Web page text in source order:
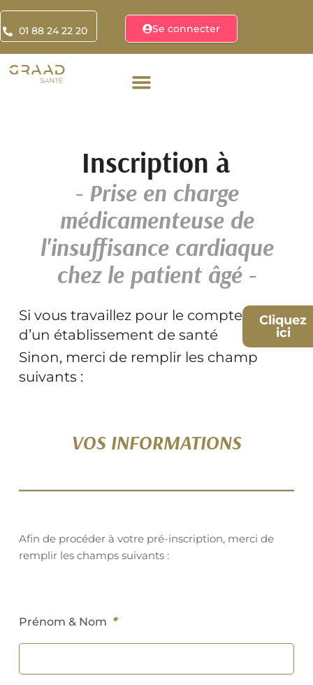
01 88 24 22 20 Se connecter
Inscription à
- Prise en charge
médicamenteuse de
l'insuffisance cardiaque
chez le patient âgé -
Si vous travaillez pour le compte
d’un établissement de santé
Cliquez
ici
Sinon, merci de remplir les champ
suivants :
VOS INFORMATIONS
Afin de procéder à votre pré-inscription, merci de
remplir les champs suivants :
Prénom & Nom *